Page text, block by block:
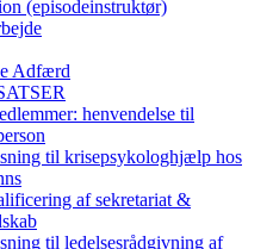
(episodeinstruktør)
Adfærd
henvendelse til
til krisepsykologhjælp hos
af sekretariat &
til ledelsesrådgivning af